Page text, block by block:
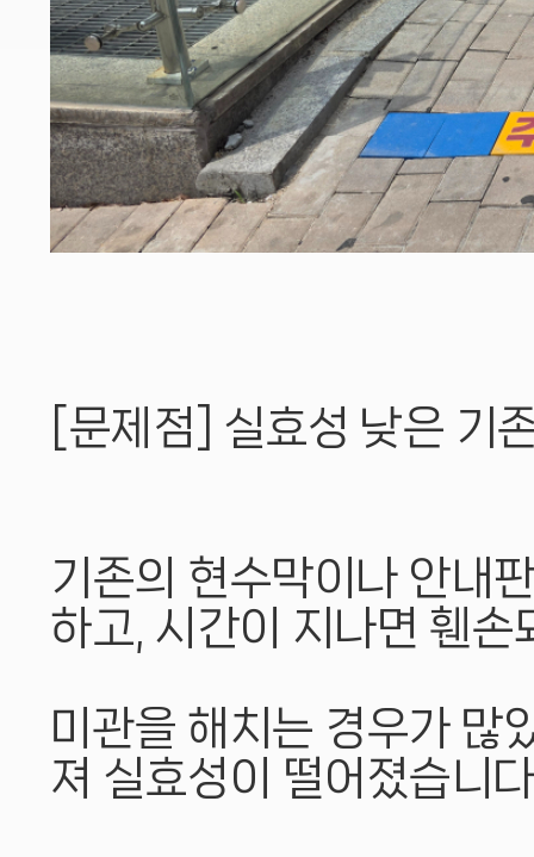
[문제점] 실효성 낮은 기
기존의 현수막이나 안내
하고, 시간이 지나면 휀손
미관을 해치는 경우가 많
져 실효성이 떨어졌습니